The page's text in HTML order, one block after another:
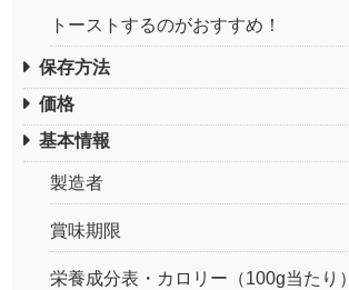
トーストするのがおすすめ！
保存方法
価格
基本情報
製造者
賞味期限
栄養成分表・カロリー（100g当たり）